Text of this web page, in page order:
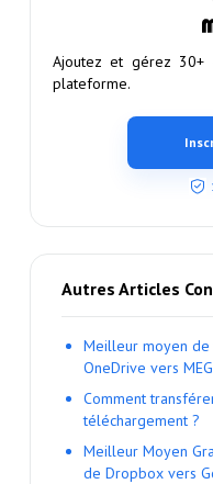
Ajoutez et gérez 30+
plateforme.
Autres Articles
Meilleur moyen
OneDrive vers
Comment
téléchargement ?
Meilleur Moyen
de Dropbox vers